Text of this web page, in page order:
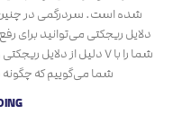
شده است. سردرگمی در
شما را با ۷ دلیل از
شما می‌گوییم که چگونه